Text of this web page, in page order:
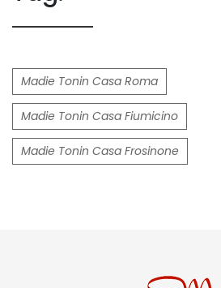
Madie Tonin Casa Roma
Madie Tonin Casa Fiumicino
Madie Tonin Casa Frosinone